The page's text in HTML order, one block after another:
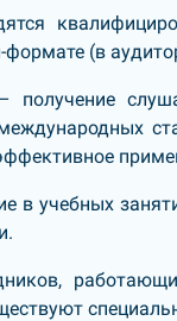
(в
получение
в учебных